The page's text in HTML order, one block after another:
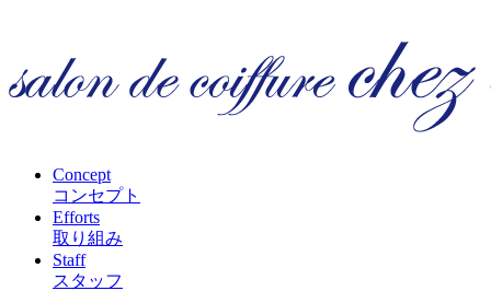
Concept
コンセプト
Efforts
取り組み
Staff
スタッフ